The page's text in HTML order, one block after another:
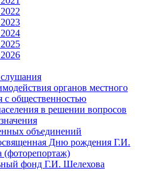
органов местного
с общественностью
в решении вопросов
объединений
Дню рождения Г.И.
(фоторепортаж)
фонд Г.И. Шелехова